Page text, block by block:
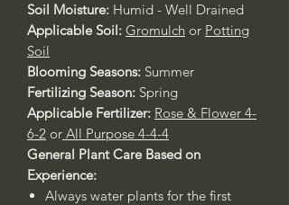
Soil Moisture: Humid - Well Drained
Applicable Soil: Gromulch or Potting
Soil
Blooming Seasons: Summer
Fertilizing Season: Spring
Applicable Fertilizer: Rose & Flower 4-
6-2 or All Purpose 4-4-4
General Plant Care Based on
Experience:
Always water plants for the first